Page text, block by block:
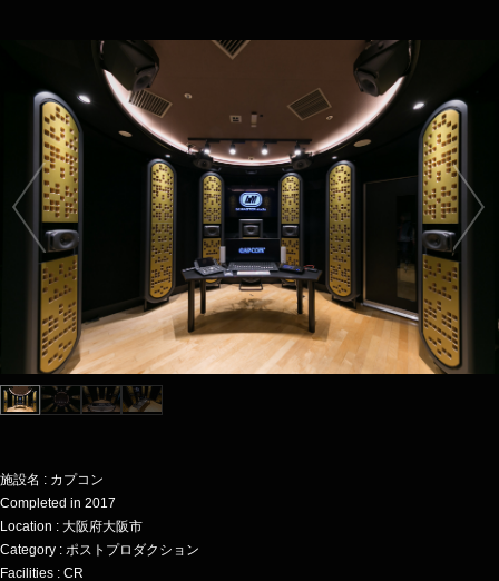
施設名 : カプコン
Completed in 2017
Location : 大阪府大阪市
Category : ポストプロダクション
Facilities : CR